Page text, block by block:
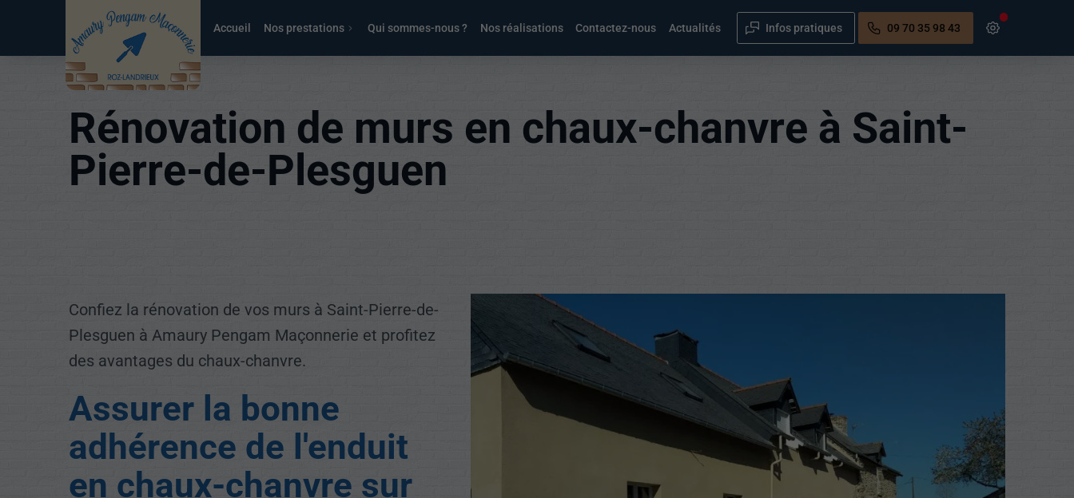
Accueil Nos prestations Qui sommes-nous ? Nos réalisations Contactez-nous Actualités Infos pratiques 09 70 35 98 43
Rénovation de murs en chaux-chanvre à Saint-
Pierre-de-Plesguen
Confiez la rénovation de vos murs à Saint-Pierre-de-
Plesguen à Amaury Pengam Maçonnerie et profitez
des avantages du chaux-chanvre.
Assurer la bonne
adhérence de l'enduit
en chaux-chanvre sur